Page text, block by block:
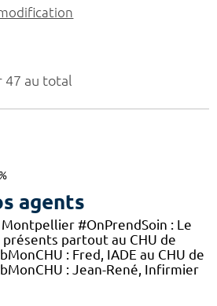
47 au total
agents
#OnPrendSoin : Le
partout au CHU de
: Fred, IADE au CHU de
: Jean-René, Infirmier